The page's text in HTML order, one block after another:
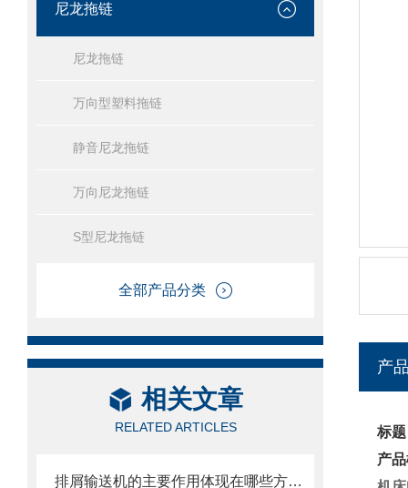
尼龙拖链
尼龙拖链
万向型塑料拖链
静音尼龙拖链
万向尼龙拖链
S型尼龙拖链
全部产品分类
相关文章
RELATED ARTICLES
排屑输送机的主要作用体现在哪些方面？
产
标
产